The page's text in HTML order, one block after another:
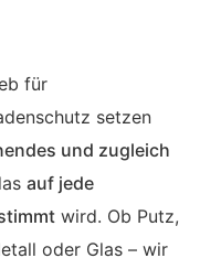
für
setzen
und zugleich
auf jede
wird. Ob Putz,
oder Glas – wir